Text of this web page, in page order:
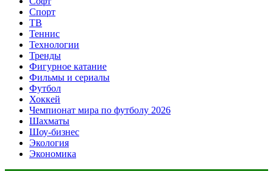
Спорт
ТВ
Теннис
Технологии
Тренды
Фигурное катание
Фильмы и сериалы
Футбол
Хоккей
Чемпионат мира по футболу 2026
Шахматы
Шоу-бизнес
Экология
Экономика